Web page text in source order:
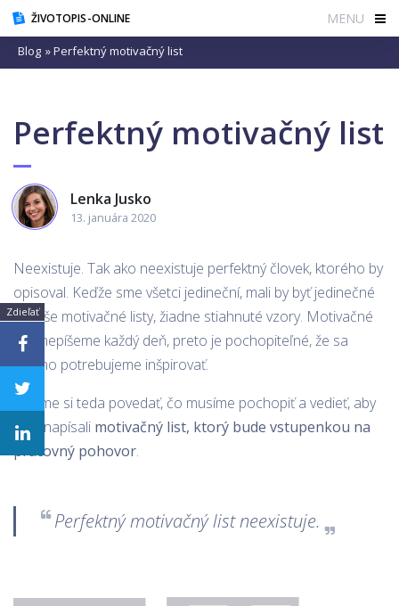
ŽIVOTOPIS-ONLINE MENU
Blog » Perfektný motivačný list
Perfektný motivačný list
Lenka Jusko
13. januára 2020
Neexistuje. Tak ako neexistuje perfektný človek, ktorého by
opisoval. Keďže sme všetci jedineční, mali by byť jedinečné
aj naše motivačné listy, žiadne stiahnuté vzory. Motivačné
listy nepíšeme každý deň, preto je pochopiteľné, že sa
možno potrebujeme inšpirovať.
Poďme si teda povedať, čo musíme pochopiť a vedieť, aby
sme napísali motivačný list, ktorý bude vstupenkou na
pracovný pohovor.
Perfektný motivačný list neexistuje.
Zdieľať